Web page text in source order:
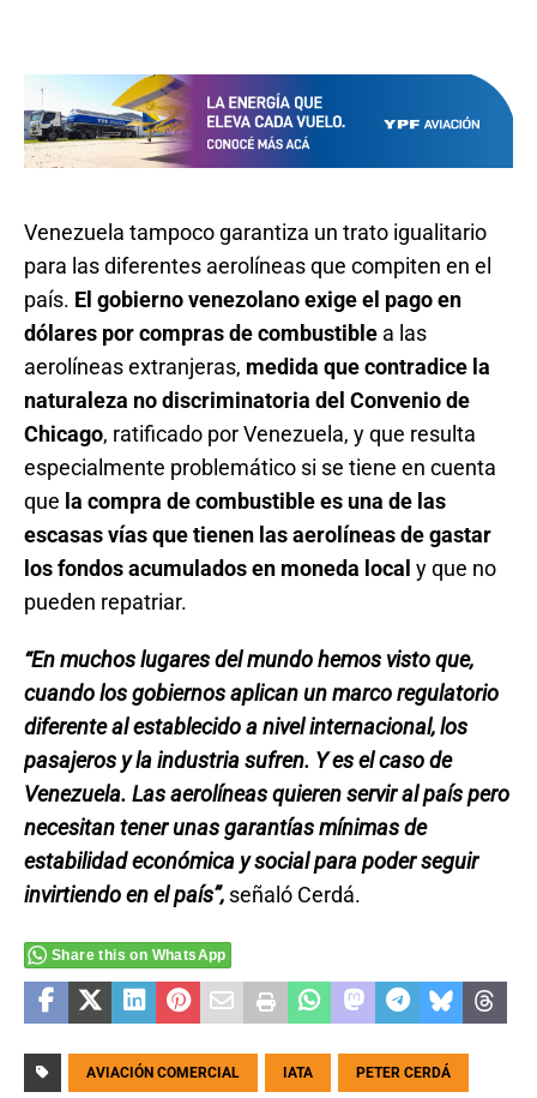
Venezuela tampoco garantiza un trato igualitario
para las diferentes aerolíneas que compiten en el
país. El gobierno venezolano exige el pago en
dólares por compras de combustible a las
aerolíneas extranjeras, medida que contradice la
naturaleza no discriminatoria del Convenio de
Chicago, ratificado por Venezuela, y que resulta
especialmente problemático si se tiene en cuenta
que la compra de combustible es una de las
escasas vías que tienen las aerolíneas de gastar
los fondos acumulados en moneda local y que no
pueden repatriar.
“En muchos lugares del mundo hemos visto que,
cuando los gobiernos aplican un marco regulatorio
diferente al establecido a nivel internacional, los
pasajeros y la industria sufren. Y es el caso de
Venezuela. Las aerolíneas quieren servir al país pero
necesitan tener unas garantías mínimas de
estabilidad económica y social para poder seguir
invirtiendo en el país”, señaló Cerdá.
Share this on WhatsApp
AVIACIÓN COMERCIAL IATA PETER CERDÁ